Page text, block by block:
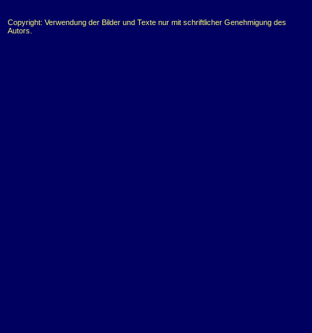
Copyright: Verwendung der Bilder und Texte nur mit schriftlicher Genehmigung des
Autors.